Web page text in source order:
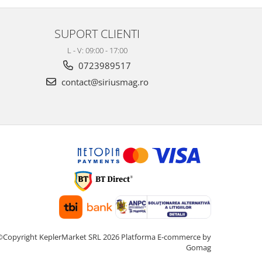
SUPORT CLIENTI
L - V: 09:00 - 17:00
0723989517
contact@siriusmag.ro
KeplerMarket SRL 2026 Platforma E-commerce by
Gomag